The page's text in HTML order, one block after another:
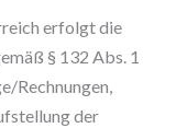
erfolgt die
§ 132 Abs. 1
Rechnungen,
der